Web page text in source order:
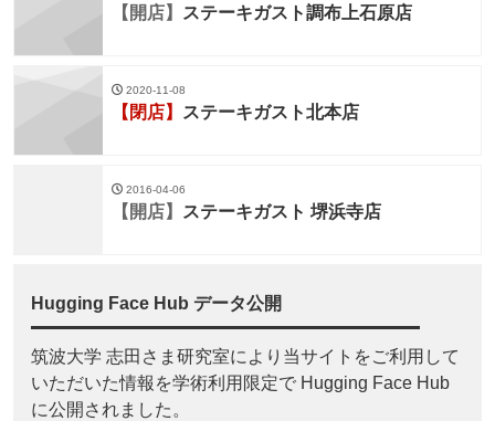
【開店】 ステーキガスト調布上石原店
2020-11-08
【閉店】 ステーキガスト北本店
2016-04-06
【開店】 ステーキガスト 堺浜寺店
Hugging Face Hub データ公開
筑波大学 志田さま研究室により当サイトをご利用して
いただいた情報を学術利用限定で Hugging Face Hub
に公開されました。